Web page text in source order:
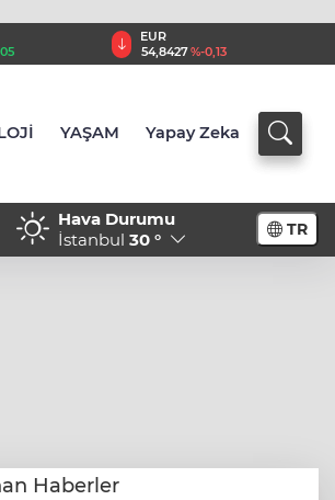
GBP
63,9442 %-0,05
YAŞAM Yapay Zeka
21:46 - Cumhurbaşkanı
Hava Durumu
İstanbul 30 ° TR
Haberler